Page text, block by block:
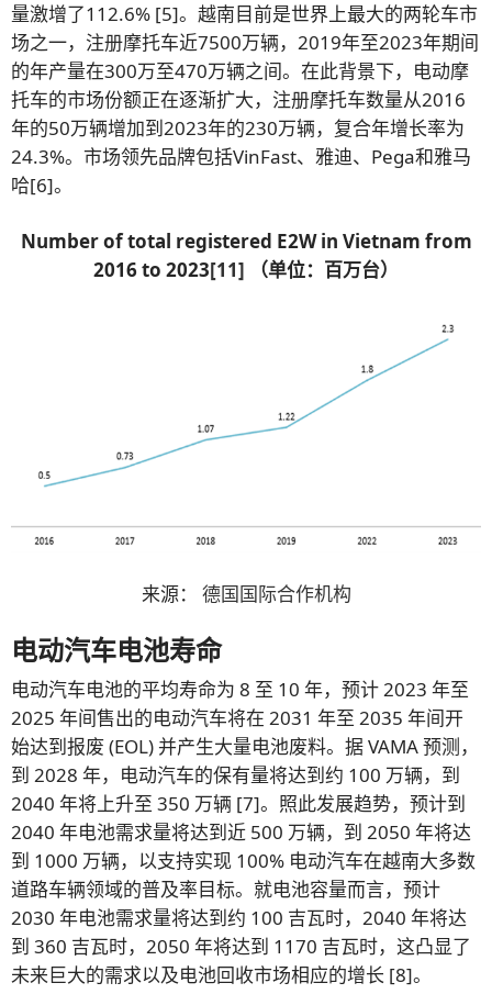
量激增了112.6% [5]。越南目前是世界上最大的两轮车市
场之一，注册摩托车近7500万辆，2019年至2023年期间
的年产量在300万至470万辆之间。在此背景下，电动摩
托车的市场份额正在逐渐扩大，注册摩托车数量从2016
年的50万辆增加到2023年的230万辆，复合年增长率为
24.3%。市场领先品牌包括VinFast、雅迪、Pega和雅马
哈[6]。
Number of total registered E2W in Vietnam from
2016 to 2023[11] （单位：百万台）
来源： 德国国际合作机构
电动汽车电池寿命
电动汽车电池的平均寿命为 8 至 10 年，预计 2023 年至
2025 年间售出的电动汽车将在 2031 年至 2035 年间开
始达到报废 (EOL) 并产生大量电池废料。据 VAMA 预测，
到 2028 年，电动汽车的保有量将达到约 100 万辆，到
2040 年将上升至 350 万辆 [7]。照此发展趋势，预计到
2040 年电池需求量将达到近 500 万辆，到 2050 年将达
到 1000 万辆，以支持实现 100% 电动汽车在越南大多数
道路车辆领域的普及率目标。就电池容量而言，预计
2030 年电池需求量将达到约 100 吉瓦时，2040 年将达
到 360 吉瓦时，2050 年将达到 1170 吉瓦时，这凸显了
未来巨大的需求以及电池回收市场相应的增长 [8]。